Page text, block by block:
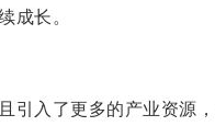
成长。
入了更多的产业资源，